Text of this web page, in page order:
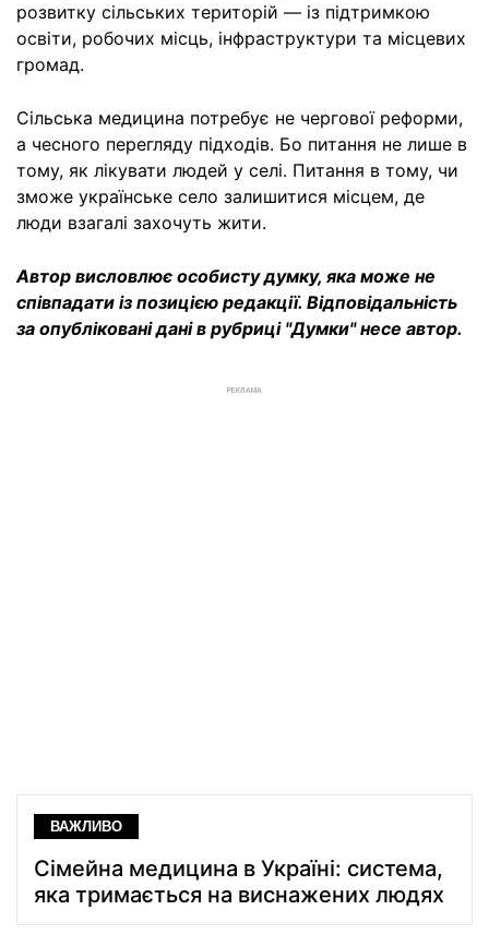
розвитку сільських територій — із підтримкою
освіти, робочих місць, інфраструктури та місцевих
громад.
Сільська медицина потребує не чергової реформи,
а чесного перегляду підходів. Бо питання не лише в
тому, як лікувати людей у селі. Питання в тому, чи
зможе українське село залишитися місцем, де
люди взагалі захочуть жити.
Автор висловлює особисту думку, яка може не
співпадати із позицією редакції. Відповідальність
за опубліковані дані в рубриці "Думки" несе автор.
РЕКЛАМА
ВАЖЛИВО
Сімейна медицина в Україні: система,
яка тримається на виснажених людях